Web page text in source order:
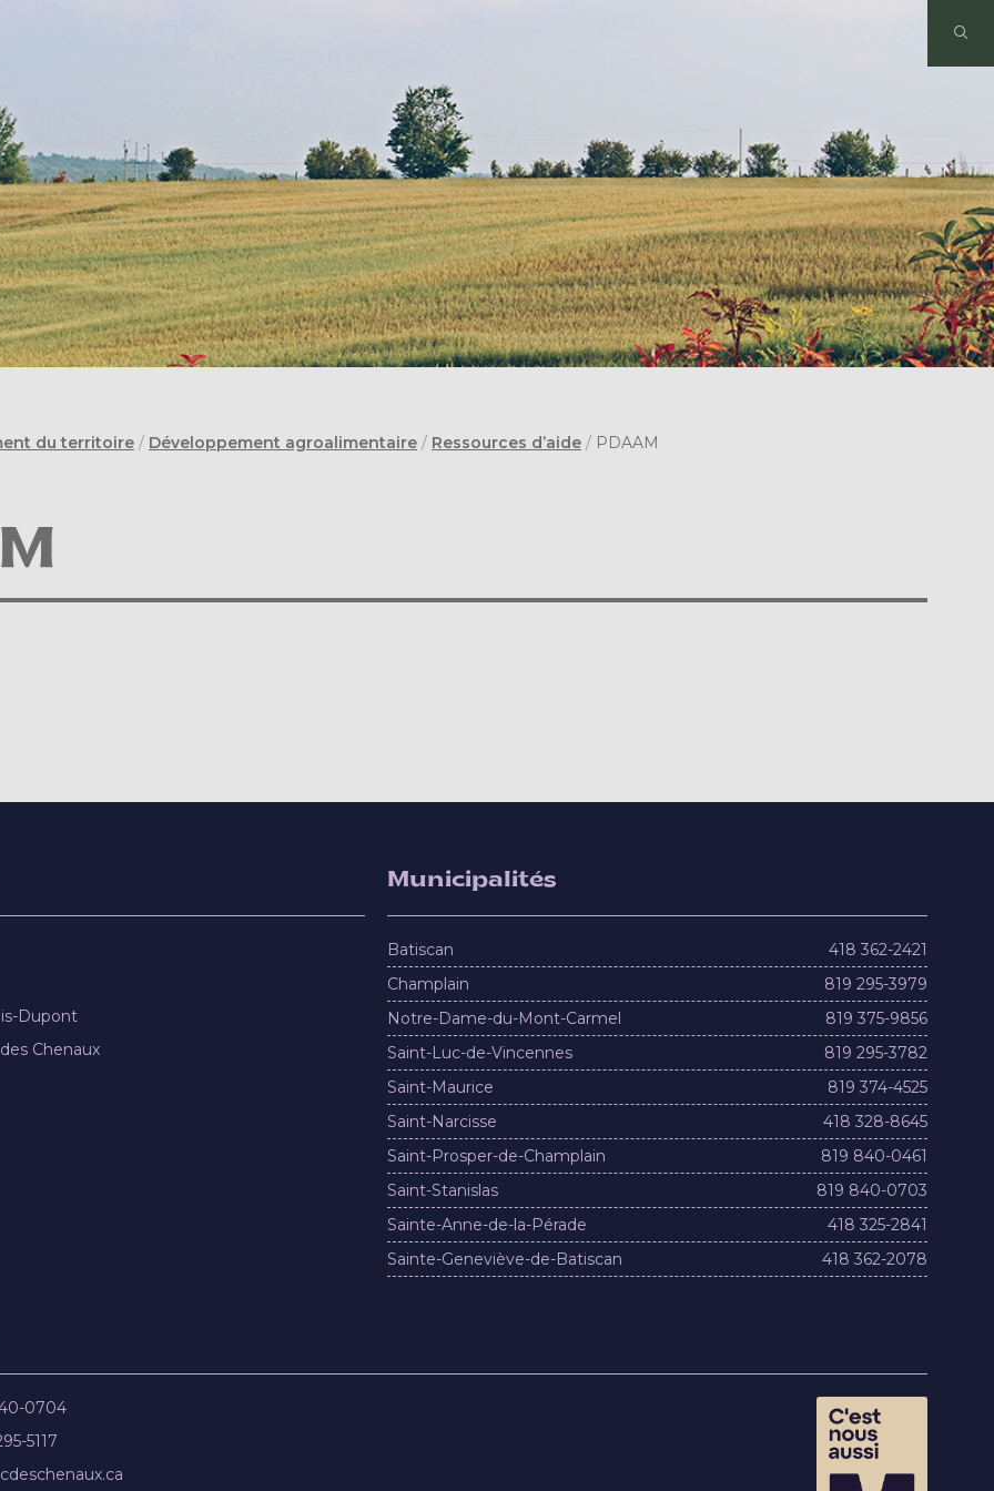
du territoire / Développement agroalimentaire / Ressources d’aide / PDAAM
Dupont
Chenaux
Municipalités
Batiscan
418 362-2421
Champlain
819 295-3979
Notre-Dame-du-Mont-Carmel
819 375-9856
Saint-Luc-de-Vincennes
819 295-3782
Saint-Maurice
819 374-4525
Saint-Narcisse
418 328-8645
Saint-Prosper-de-Champlain
819 840-0461
Saint-Stanislas
819 840-0703
Sainte-Anne-de-la-Pérade
418 325-2841
Sainte-Geneviève-de-Batiscan
418 362-2078
0704
5117